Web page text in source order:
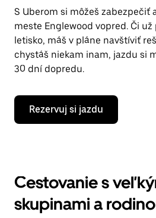
S Uberom si môžeš zabezpečiť
meste Englewood vopred. Či
letisko, máš v pláne navštíviť
chystáš niekam inam, jazdu si
30 dní dopredu.
Rezervuj si jazdu
Cestovanie s
skupinami a